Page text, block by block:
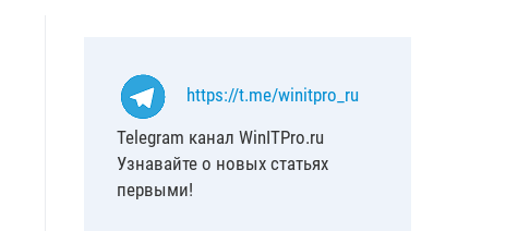
https://t.me/winitpro_ru
Telegram канал WinITPro.ru
Узнавайте о новых статьях
первыми!